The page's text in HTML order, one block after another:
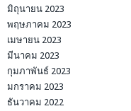
มิถุนายน 2023
พฤษภาคม 2023
เมษายน 2023
มีนาคม 2023
กุมภาพันธ์ 2023
มกราคม 2023
ธันวาคม 2022